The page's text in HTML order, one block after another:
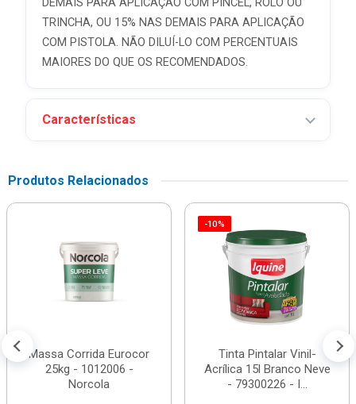
DEMAIS PARA APLICAÇÃO COM PINCEL, ROLO OU
TRINCHA, OU 15% NAS DEMAIS PARA APLICAÇÃO
COM PISTOLA. NÃO DILUÍ-LO COM PERCENTUAIS
MAIORES DO QUE OS RECOMENDADOS.
Características
Produtos Relacionados
Massa Corrida Eurocor
25kg - 1012006 -
Norcola
-10%
Tinta Pintalar Vinil-
Acrílica 15l Branco Neve
- 79300226 - I...